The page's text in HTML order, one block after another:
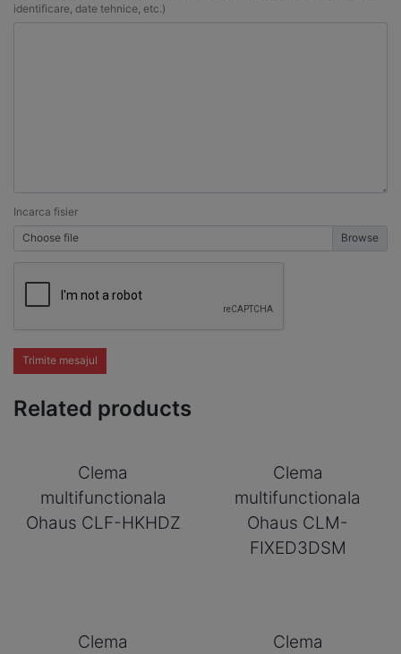
identificare, date tehnice, etc.)
Incarca fisier
Choose file
Trimite mesajul
Related products
Clema
multifunctionala
Ohaus CLF-HKHDZ
Clema
multifunctionala
Ohaus CLM-
FIXED3DSM
Clema
Clema